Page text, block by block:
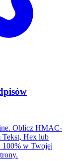
Oblicz HMAC-
Hex lub
100% w Twojej